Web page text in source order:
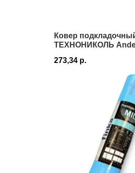
Ковер
ТЕХНОНИКОЛЬ
273,34 р.